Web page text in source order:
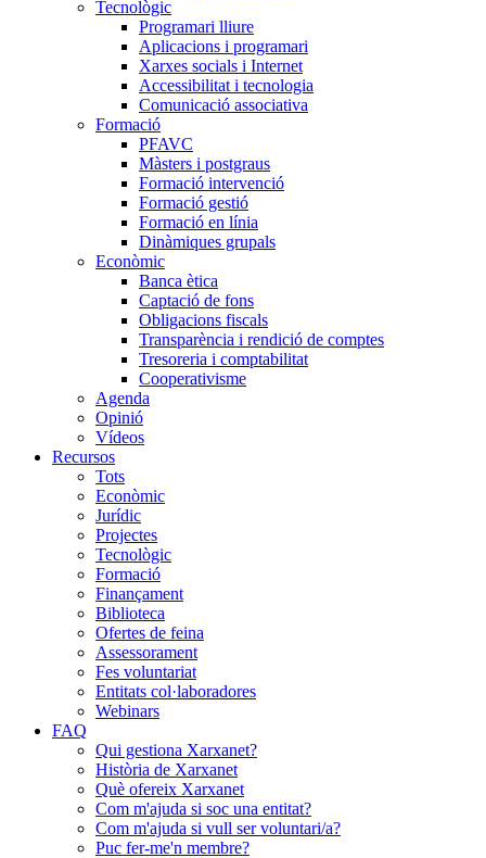
Tecnològic
Programari lliure
Aplicacions i programari
Xarxes socials i Internet
Accessibilitat i tecnologia
Comunicació associativa
Formació
PFAVC
Màsters i postgraus
Formació intervenció
Formació gestió
Formació en línia
Dinàmiques grupals
Econòmic
Banca ètica
Captació de fons
Obligacions fiscals
Transparència i rendició de comptes
Tresoreria i comptabilitat
Cooperativisme
Agenda
Opinió
Vídeos
Recursos
Tots
Econòmic
Jurídic
Projectes
Tecnològic
Formació
Finançament
Biblioteca
Ofertes de feina
Assessorament
Fes voluntariat
Entitats col·laboradores
Webinars
FAQ
Qui gestiona Xarxanet?
Història de Xarxanet
Què ofereix Xarxanet
Com m'ajuda si soc una entitat?
Com m'ajuda si vull ser voluntari/a?
Puc fer-me'n membre?